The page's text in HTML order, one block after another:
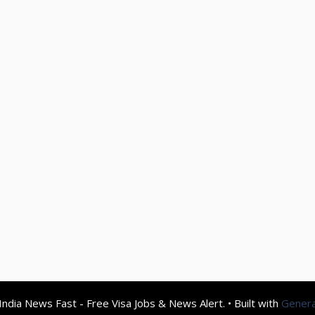
News Fast - Free Visa Jobs & News Alert. • Built with